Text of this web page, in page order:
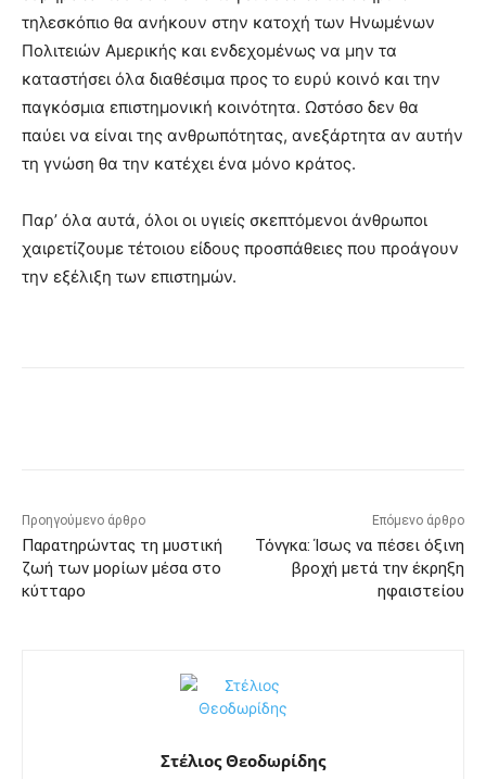
τηλεσκόπιο θα ανήκουν στην κατοχή των Ηνωμένων
Πολιτειών Αμερικής και ενδεχομένως να μην τα
καταστήσει όλα διαθέσιμα προς το ευρύ κοινό και την
παγκόσμια επιστημονική κοινότητα. Ωστόσο δεν θα
παύει να είναι της ανθρωπότητας, ανεξάρτητα αν αυτήν
τη γνώση θα την κατέχει ένα μόνο κράτος.
Παρ’ όλα αυτά, όλοι οι υγιείς σκεπτόμενοι άνθρωποι
χαιρετίζουμε τέτοιου είδους προσπάθειες που προάγουν
την εξέλιξη των επιστημών.
Προηγούμενο άρθρο
Παρατηρώντας τη μυστική
ζωή των μορίων μέσα στο
κύτταρο
Επόμενο άρθρο
Τόνγκα: Ίσως να πέσει όξινη
βροχή μετά την έκρηξη
ηφαιστείου
Στέλιος Θεοδωρίδης